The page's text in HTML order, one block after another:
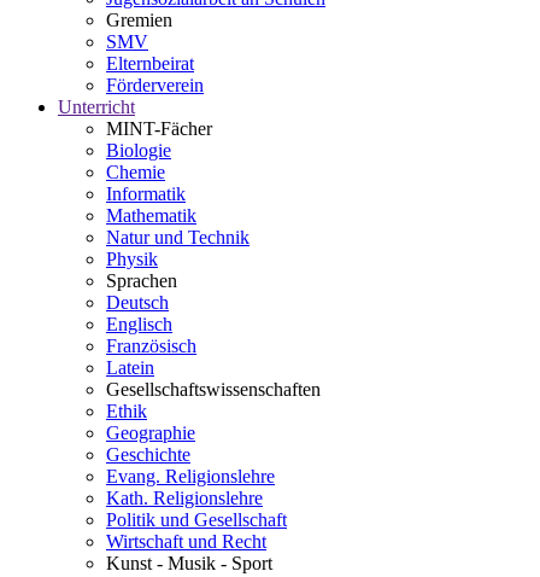
Gremien
SMV
Elternbeirat
Förderverein
Unterricht
MINT-Fächer
Biologie
Chemie
Informatik
Mathematik
Natur und Technik
Physik
Sprachen
Deutsch
Englisch
Französisch
Latein
Gesellschaftswissenschaften
Ethik
Geographie
Geschichte
Evang. Religionslehre
Kath. Religionslehre
Politik und Gesellschaft
Wirtschaft und Recht
Kunst - Musik - Sport